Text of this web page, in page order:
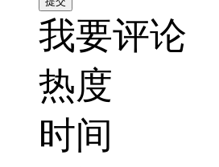
我要评论
热度
时间